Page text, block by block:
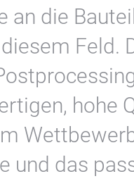
an die
Feld.
hohe
und das